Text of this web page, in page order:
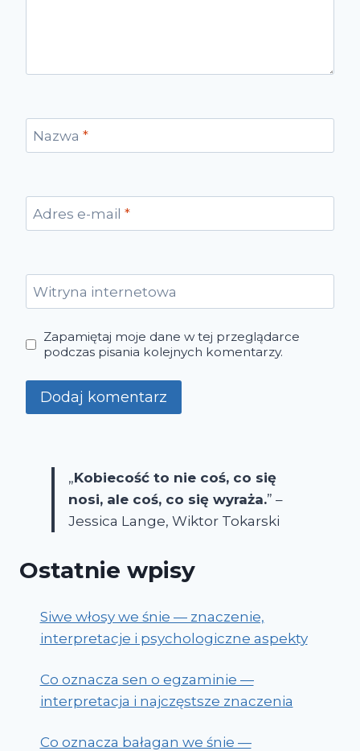
Nazwa *
Adres e-mail *
Witryna internetowa
Zapamiętaj moje dane w tej przeglądarce
podczas pisania kolejnych komentarzy.
„Kobiecość to nie coś, co się
nosi, ale coś, co się wyraża.” –
Jessica Lange, Wiktor Tokarski
Ostatnie wpisy
Siwe włosy we śnie — znaczenie,
interpretacje i psychologiczne aspekty
Co oznacza sen o egzaminie —
interpretacja i najczęstsze znaczenia
Co oznacza bałagan we śnie —